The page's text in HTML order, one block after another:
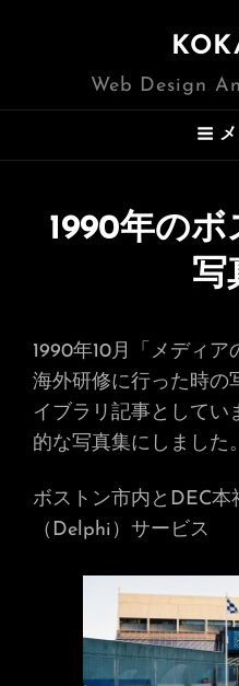
Web Design
1990年の
写
1990年10月「メディ
海外研修に行った時の
イブラリ記事としてい
的な写真集にしました。
ボストン市内とDEC本
（Delphi）サービス